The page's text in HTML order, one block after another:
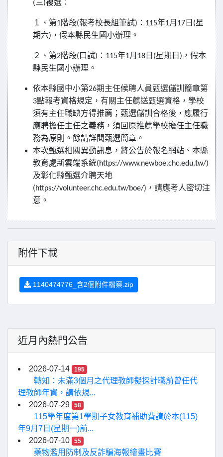
(三)複選：
１、第1階段(報考校長組筆試) ： 115年1月 17 日 (星
期六) ，假本縣民生國小辦理。
２、第2階段( 口試) ： 115年1月 18 日 (星期日 ) ，假本
縣民生國小辦理。
依本縣國中小第26期主任候聘人員甄選儲訓簡章第
3點報考資格規定，有關主任薦送甄選資格，學校
須有主任職缺方得推薦；甄選儲訓合格後，應履行
應聘擔任主任之義務，須回原推薦學校擔任主任職
務為原則。餘請詳閱甄選簡章。
本次甄選相關異動訊息，將公告於報名網站、本縣
教育處新雲端系統(https://www.newboe.chc.edu.tw/)
及彰化縣甄選介聘天地
(https://volunteer.chc.edu.tw/boe/) ，請應考人密切注
意。
附件下載
1140474776_含2個附件檔案.zip
近月內熱門公告
2026-07-14 195
轉知：未滿3個月之代理教師擬採計職前曾任代
理教師年資，請依規...
2026-07-29
58
115學年度第1學期子女教育補助費請於本(115)
年9月7日(星期一)前...
2026-07-10
55
藥物濫用防制及反詐騙海報繪畫比賽